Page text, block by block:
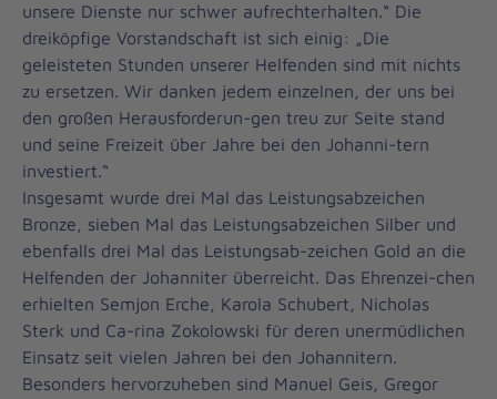
unsere Dienste nur schwer aufrechterhalten.“ Die
dreiköpfige Vorstandschaft ist sich einig: „Die
geleisteten Stunden unserer Helfenden sind mit nichts
zu ersetzen. Wir danken jedem einzelnen, der uns bei
den großen Herausforderun-gen treu zur Seite stand
und seine Freizeit über Jahre bei den Johanni-tern
investiert.“
Insgesamt wurde drei Mal das Leistungsabzeichen
Bronze, sieben Mal das Leistungsabzeichen Silber und
ebenfalls drei Mal das Leistungsab-zeichen Gold an die
Helfenden der Johanniter überreicht. Das Ehrenzei-chen
erhielten Semjon Erche, Karola Schubert, Nicholas
Sterk und Ca-rina Zokolowski für deren unermüdlichen
Einsatz seit vielen Jahren bei den Johannitern.
Besonders hervorzuheben sind Manuel Geis, Gregor